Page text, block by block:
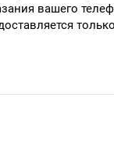
вашего